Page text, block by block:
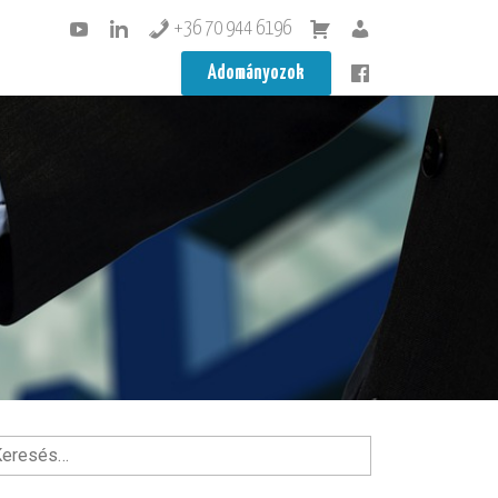
+36 70 944 6196
Adományozok